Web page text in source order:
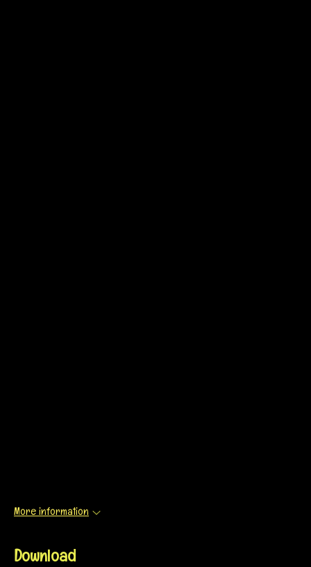
More information
Download